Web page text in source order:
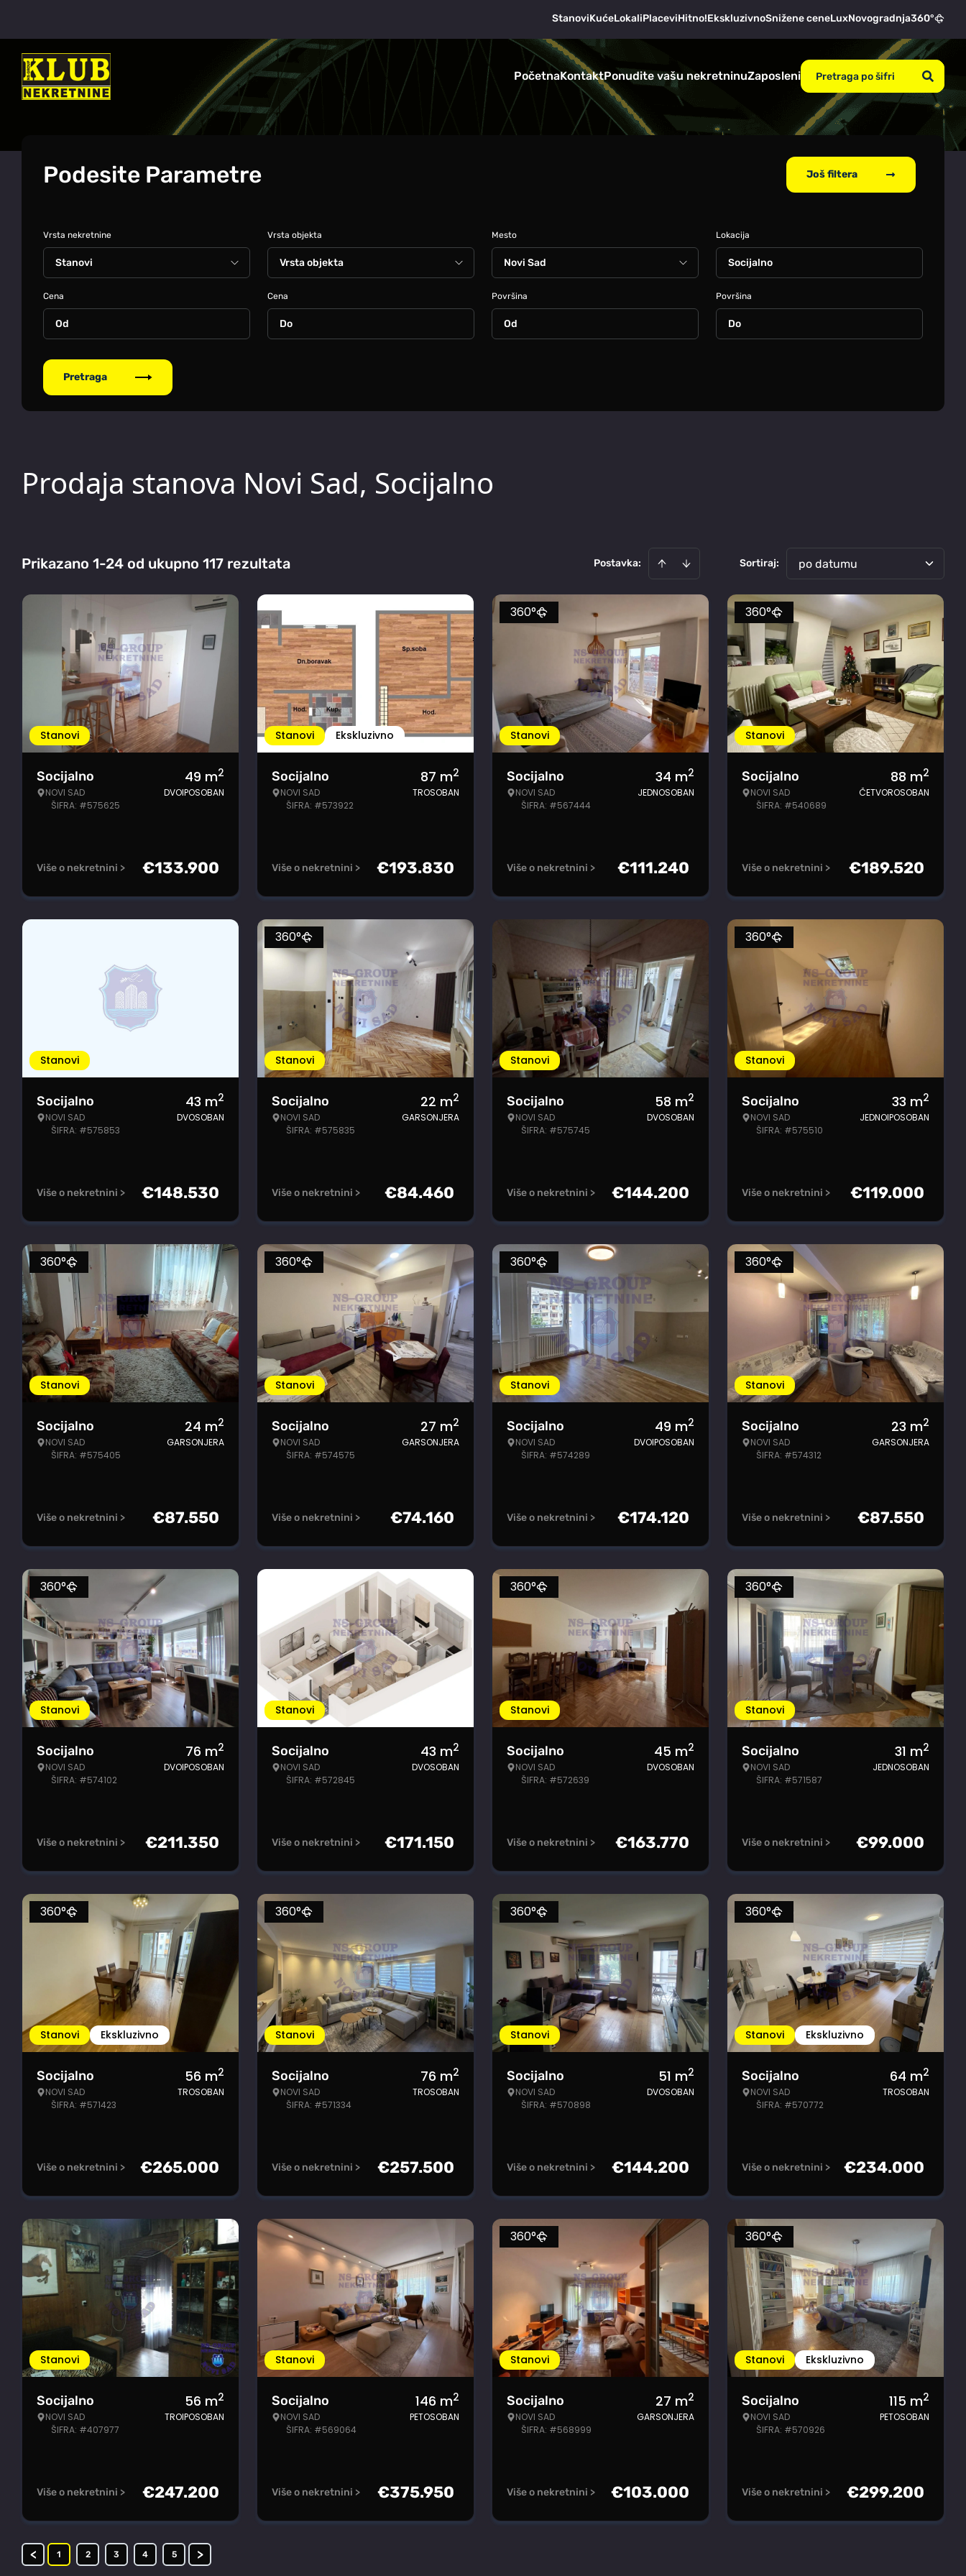
StanoviKućeLokaliPlaceviHitno!EkskluzivnoSnižene ceneLuxNovogradnja360°
PočetnaKontaktPonudite vašu nekretninuZaposleni
Podesite Parametre Još filtera
Vrsta nekretnine Vrsta objekta Mesto Lokacija
Socijalno
Cena Cena Površina Površina
Pretraga
Prodaja stanova Novi Sad, Socijalno
Prikazano 1-24 od ukupno 117 rezultata Postavka: Sortiraj: po datumu
Stanovi
Socijalno
NOVI SAD
ŠIFRA: #575625
49 m2
DVOIPOSOBAN
Više o nekretnini > €133.900
Stanovi Ekskluzivno
Socijalno
NOVI SAD
ŠIFRA: #573922
87 m2
TROSOBAN
Više o nekretnini > €193.830
Stanovi
360°
Socijalno
NOVI SAD
ŠIFRA: #567444
34 m2
JEDNOSOBAN
Više o nekretnini > €111.240
Stanovi
360°
Socijalno
NOVI SAD
ŠIFRA: #540689
88 m2
ČETVOROSOBAN
Više o nekretnini > €189.520
Stanovi
Socijalno
NOVI SAD
ŠIFRA: #575853
43 m2
DVOSOBAN
Više o nekretnini > €148.530
Stanovi
360°
Socijalno
NOVI SAD
ŠIFRA: #575835
22 m2
GARSONJERA
Više o nekretnini > €84.460
Stanovi
Socijalno
NOVI SAD
ŠIFRA: #575745
58 m2
DVOSOBAN
Više o nekretnini > €144.200
Stanovi
360°
Socijalno
NOVI SAD
ŠIFRA: #575510
33 m2
JEDNOIPOSOBAN
Više o nekretnini > €119.000
Stanovi
360°
Socijalno
NOVI SAD
ŠIFRA: #575405
24 m2
GARSONJERA
Više o nekretnini > €87.550
Stanovi
360°
Socijalno
NOVI SAD
ŠIFRA: #574575
27 m2
GARSONJERA
Više o nekretnini > €74.160
Stanovi
360°
Socijalno
NOVI SAD
ŠIFRA: #574289
49 m2
DVOIPOSOBAN
Više o nekretnini > €174.120
Stanovi
360°
Socijalno
NOVI SAD
ŠIFRA: #574312
23 m2
GARSONJERA
Više o nekretnini > €87.550
Stanovi
360°
Socijalno
NOVI SAD
ŠIFRA: #574102
76 m2
DVOIPOSOBAN
Više o nekretnini > €211.350
Stanovi
Socijalno
NOVI SAD
ŠIFRA: #572845
43 m2
DVOSOBAN
Više o nekretnini > €171.150
Stanovi
360°
Socijalno
NOVI SAD
ŠIFRA: #572639
45 m2
DVOSOBAN
Više o nekretnini > €163.770
Stanovi
360°
Socijalno
NOVI SAD
ŠIFRA: #571587
31 m2
JEDNOSOBAN
Više o nekretnini > €99.000
Stanovi Ekskluzivno
360°
Socijalno
NOVI SAD
ŠIFRA: #571423
56 m2
TROSOBAN
Više o nekretnini > €265.000
Stanovi
360°
Socijalno
NOVI SAD
ŠIFRA: #571334
76 m2
TROSOBAN
Više o nekretnini > €257.500
Stanovi
360°
Socijalno
NOVI SAD
ŠIFRA: #570898
51 m2
DVOSOBAN
Više o nekretnini > €144.200
Stanovi Ekskluzivno
360°
Socijalno
NOVI SAD
ŠIFRA: #570772
64 m2
TROSOBAN
Više o nekretnini > €234.000
Stanovi
Socijalno
NOVI SAD
ŠIFRA: #407977
56 m2
TROIPOSOBAN
Više o nekretnini > €247.200
Stanovi
Socijalno
NOVI SAD
ŠIFRA: #569064
146 m2
PETOSOBAN
Više o nekretnini > €375.950
Stanovi
360°
Socijalno
NOVI SAD
ŠIFRA: #568999
27 m2
GARSONJERA
Više o nekretnini > €103.000
Stanovi Ekskluzivno
360°
Socijalno
NOVI SAD
ŠIFRA: #570926
115 m2
PETOSOBAN
Više o nekretnini > €299.200
< 1 2 3 4 5 >